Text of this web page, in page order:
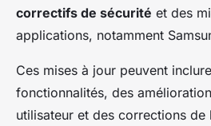
correctifs de sécurité et des
applications, notamment
Ces mises à jour peuvent
fonctionnalités, des
utilisateur et des corrections de